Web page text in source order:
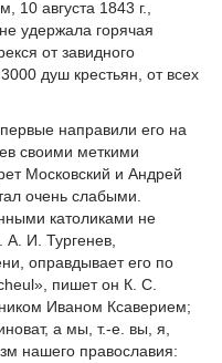
10 августа 1843 г.,
удержала горячая
от завидного
душ крестьян, от всех
направили его на
своими меткими
Московский и Андрей
очень слабыми.
католиками не
А. И. Тургенев,
оправдывает его по
пишет он К. С.
Иваном Ксаверием;
а мы, т.-е. вы, я,
нашего православия: